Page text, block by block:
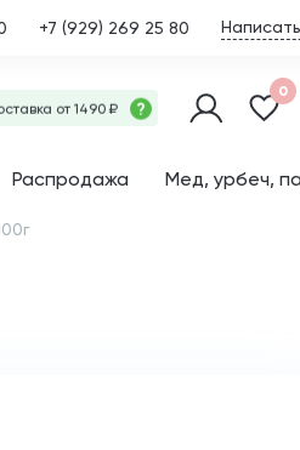
+7 (929) 269 25 80
от 1490 ₽ ?
0
Распродажа Мед, урбеч,